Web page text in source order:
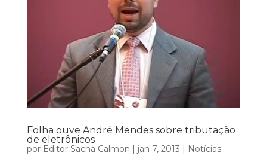
Folha ouve André Mendes sobre tributação
de eletrônicos
por Editor Sacha Calmon | jan 7, 2013 | Notícias